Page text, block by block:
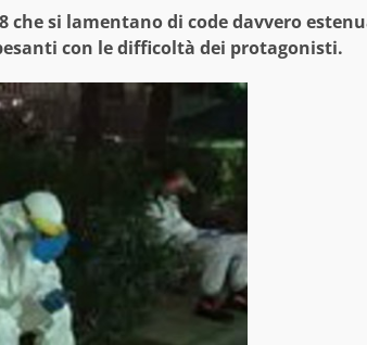
che si lamentano di code davvero
con le difficoltà dei protagonisti.